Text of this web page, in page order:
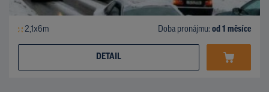
2,1x6m Doba pronájmu: od 1 měsíce
DETAIL